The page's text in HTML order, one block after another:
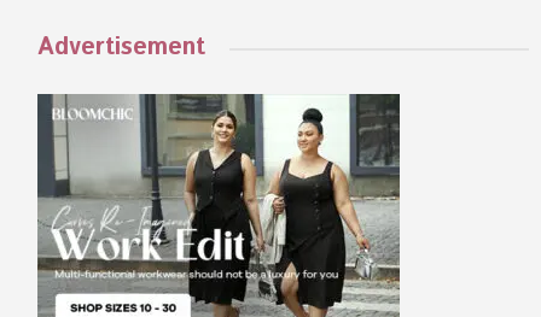
Advertisement